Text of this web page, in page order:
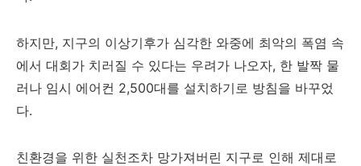
하지만, 지구의 이상기후가 심각한 와중에 최악의 폭염 속
에서 대회가 치러질 수 있다는 우려가 나오자, 한 발짝 물
러나 임시 에어컨 2,500대를 설치하기로 방침을 바꾸었
다.
친환경을 위한 실천조차 망가져버린 지구로 인해 제대로